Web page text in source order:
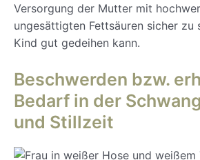
Versorgung der Mutter mit
ungesättigten Fettsäuren sicher zu
Kind gut gedeihen kann.
Beschwerden bzw.
Bedarf in der
und Stillzeit